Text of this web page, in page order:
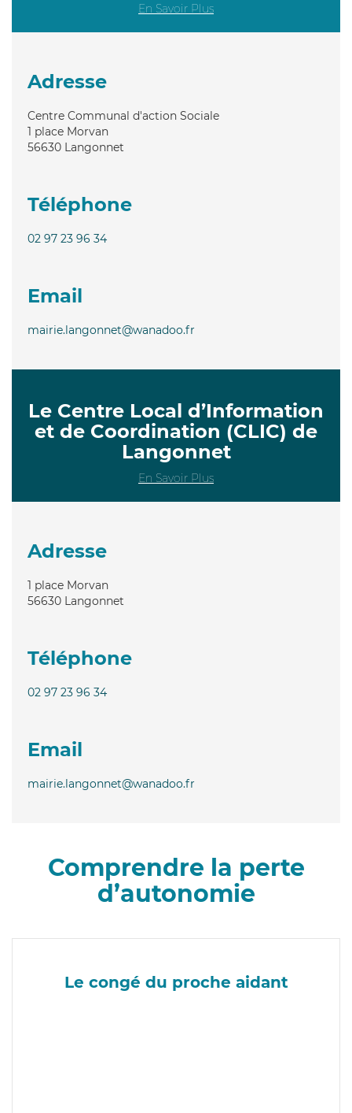
En Savoir Plus
Adresse
Centre Communal d'action Sociale
1 place Morvan
56630 Langonnet
Téléphone
02 97 23 96 34
Email
mairie.langonnet@wanadoo.fr
Le Centre Local d’Information
et de Coordination (CLIC) de
Langonnet
En Savoir Plus
Adresse
1 place Morvan
56630 Langonnet
Téléphone
02 97 23 96 34
Email
mairie.langonnet@wanadoo.fr
Comprendre la perte
d’autonomie
Le congé du proche aidant